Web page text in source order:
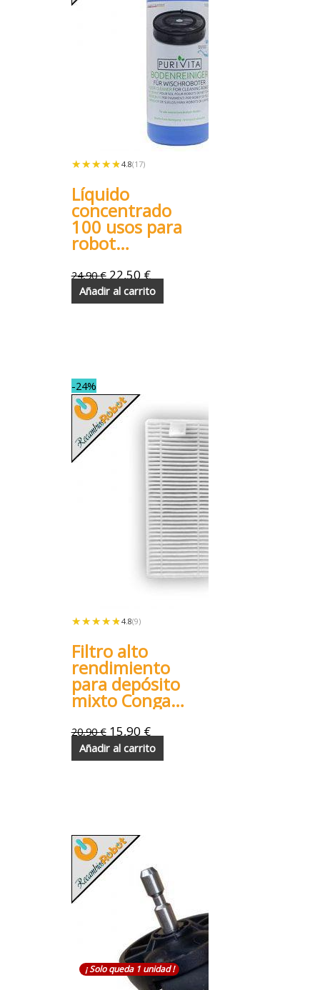
★★★★★
★★★★★ 4.8(17)
Líquido
concentrado
100 usos para
robot
24,90€ 22,50€
Añadir al carrito
-24%
★★★★★
★★★★★ 4.8(9)
Filtro alto
rendimiento
para depósito
mixto Conga
990 999 1090
1790 1990
5290
20,90€ 15,90 €
Añadir al carrito
¡ Solo queda 1 unidad !